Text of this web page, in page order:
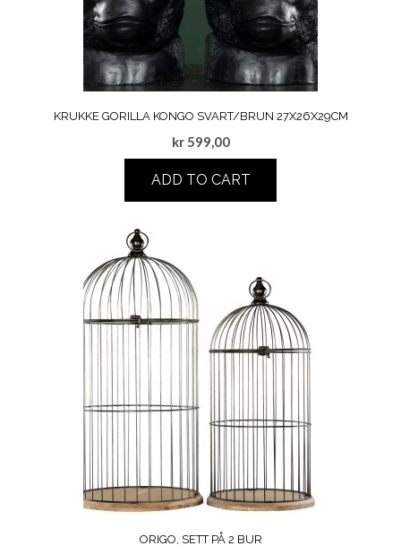
KRUKKE GORILLA KONGO SVART/BRUN 27X26X29CM
kr599,00
ADD TO CART
ORIGO, SETT PÅ 2 BUR